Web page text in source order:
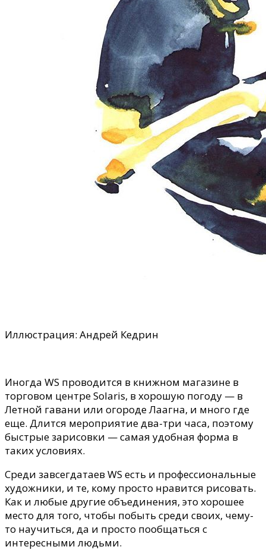
Иллюстрация: Андрей Кедрин
Иногда WS проводится в книжном магазине в
торговом центре Solaris, в хорошую погоду — в
Летной гавани или огороде Лаагна, и много где
еще. Длится мероприятие два-три часа, поэтому
быстрые зарисовки — самая удобная форма в
таких условиях.
Среди завсегдатаев WS есть и профессиональные
художники, и те, кому просто нравится рисовать.
Как и любые другиеобъединения, это хорошее
место для того, чтобы побыть среди своих, чему-
то научиться, да и просто пообщаться с
интересными людьми.